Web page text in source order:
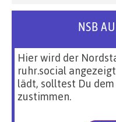
NSB
Hier wird der
ruhr.social
lädt, solltest Du
zustimmen.